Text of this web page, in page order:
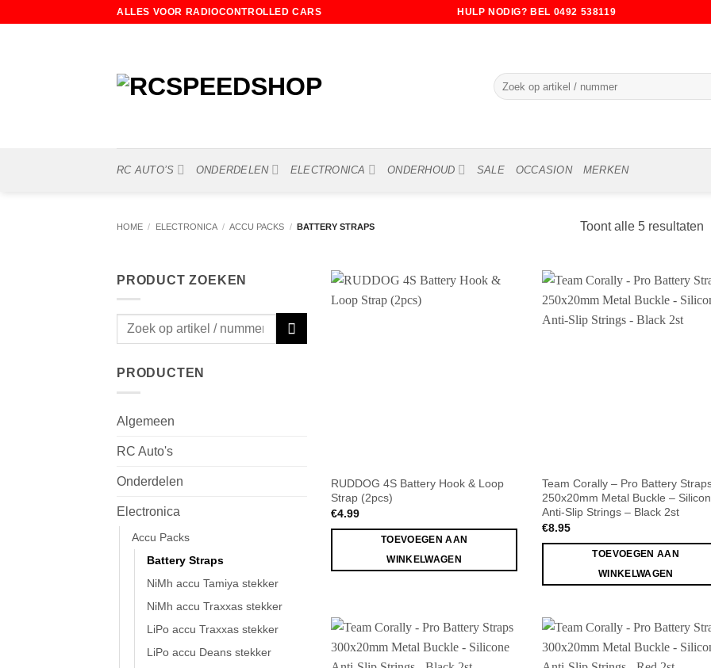
ALLES VOOR RADIOCONTROLLED CARS HULP NODIG? BEL 0492 538119
Zoeken
naar:
RC AUTO’S ONDERDELEN ELECTRONICA ONDERHOUD SALE OCCASION MERKEN
HOME / ELECTRONICA / ACCU PACKS / BATTERY STRAPS Toont alle 5 resultaten
PRODUCT ZOEKEN
Zoeken
PRODUCTEN
Algemeen
RC Auto's
Onderdelen
Electronica
Accu Packs
Battery Straps
NiMh accu Tamiya stekker
NiMh accu Traxxas stekker
LiPo accu Traxxas stekker
LiPo accu Deans stekker
RUDDOG 4S Battery Hook & Loop
Strap (2pcs)
€4.99
TOEVOEGEN AAN
WINKELWAGEN
Team Corally – Pro Battery
250x20mm Metal Buckle –
Anti-Slip Strings – Black 2st
€8.95
TOEVOEGEN AAN
WINKELWAGEN